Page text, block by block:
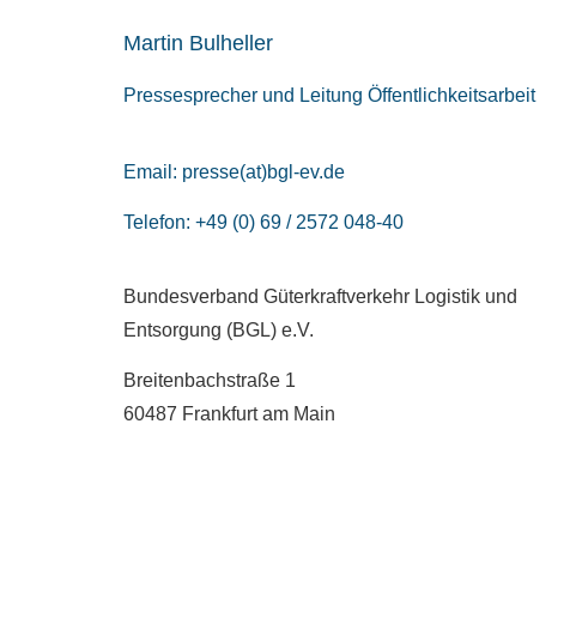
Martin Bulheller
Pressesprecher und Leitung Öffentlichkeitsarbeit
Email: presse(at)bgl-ev.de
Telefon: +49 (0) 69 / 2572 048-40
Bundesverband Güterkraftverkehr Logistik und
Entsorgung (BGL) e.V.
Breitenbachstraße 1
60487 Frankfurt am Main